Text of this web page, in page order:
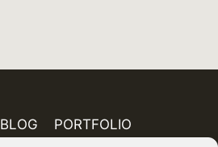
BLOG
PORTFOLIO